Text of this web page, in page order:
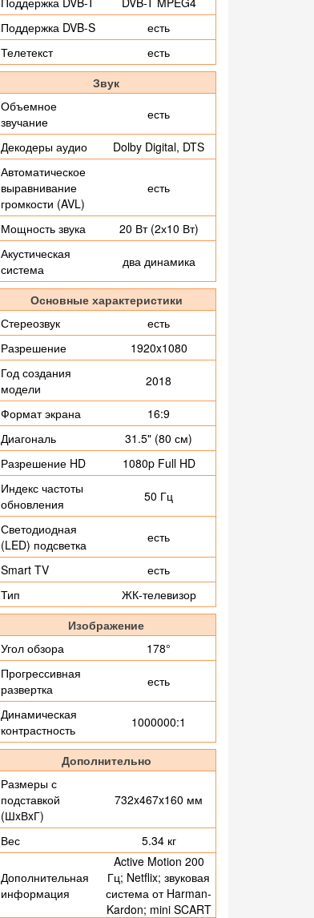
Поддержка DVB-S
есть
Телетекст
есть
Звук
Объемное
звучание
есть
Декодеры аудио
Dolby Digital, DTS
Автоматическое
выравнивание
громкости (AVL)
есть
Мощность звука
20 Вт (2х10 Вт)
Акустическая
система
два динамика
Основные характеристики
Стереозвук
есть
Разрешение
1920x1080
Год создания
модели
2018
Формат экрана
16:9
Диагональ
31.5" (80 см)
Разрешение HD
1080p Full HD
Индекс частоты
обновления
50 Гц
Светодиодная
(LED) подсветка
есть
Smart TV
есть
Тип
ЖК-телевизор
Изображение
Угол обзора
178°
Прогрессивная
развертка
есть
Динамическая
контрастность
1000000:1
Дополнительно
Размеры с
подставкой
(ШxВxГ)
732x467x160 мм
Вес 5.34 кг
Дополнительная
информация
Active Motion 200
Гц; Netflix; звуковая
система от Harman-
Kardon; mini SCART